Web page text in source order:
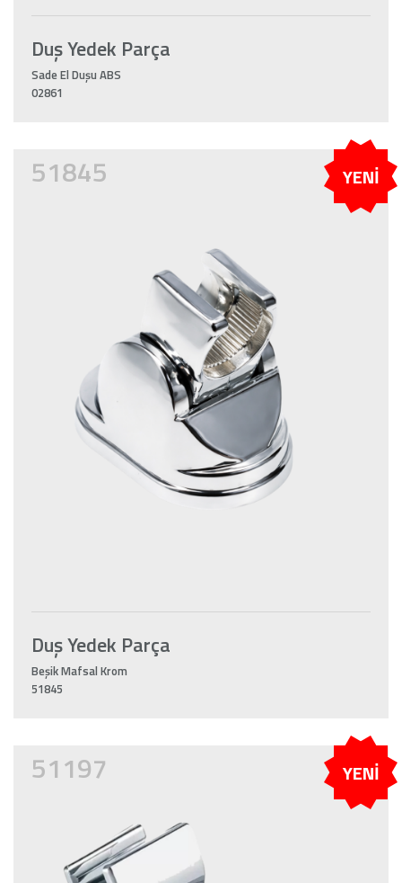
Duş Yedek Parça
Sade El Duşu ABS
02861
51845 YENİ
Duş Yedek Parça
Beşik Mafsal Krom
51845
51197 YENİ